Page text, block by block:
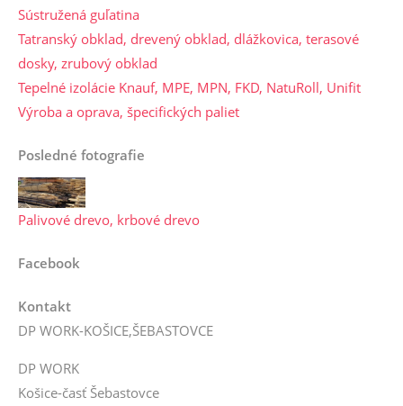
Sústružená guľatina
Tatranský obklad, drevený obklad, dlážkovica, terasové
dosky, zrubový obklad
Tepelné izolácie Knauf, MPE, MPN, FKD, NatuRoll, Unifit
Výroba a oprava, špecifických paliet
Posledné fotografie
Palivové drevo, krbové drevo
Facebook
Kontakt
DP WORK-KOŠICE,ŠEBASTOVCE
DP WORK
Košice-časť Šebastovce